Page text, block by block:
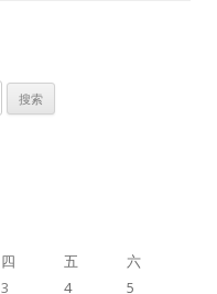
四 五
六
3 4
5